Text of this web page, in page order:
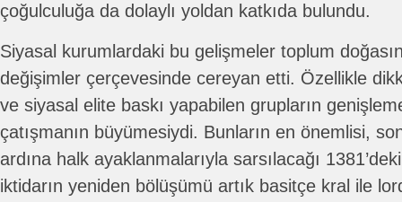
çoğulculuğa da dolaylı yoldan katkıda bulundu.
Siyasal kurumlardaki bu gelişmeler toplum
değişimler çerçevesinde cereyan etti. Özellikle
ve siyasal elite baskı yapabilen grupların
çatışmanın büyümesiydi. Bunların en önemlisi,
ardına halk ayaklanmalarıyla sarsılacağı
iktidarın yeniden bölüşümü artık basitçe kral ile